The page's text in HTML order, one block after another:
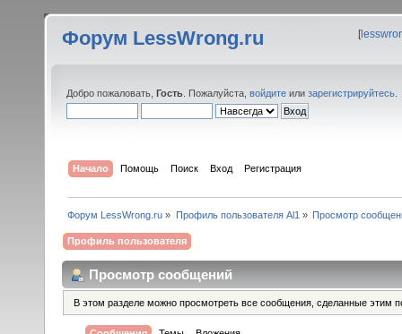
Форум LessWrong.ru [
Добро пожаловать, Гость . Пожалуйста, войдите или зарегистрируйтесь
Начало Помощь Поиск Вход Регистрация
Форум LessWrong.ru » Профиль пользователя Al1 » Просмотр
Профиль пользователя
Просмотр сообщений
В этом разделе можно просмотреть все сообщения, сделанные этим